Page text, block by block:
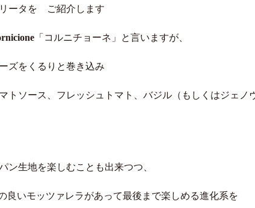
ータを ご紹介します
「コルニチョーネ」と言いますが、
ズをくるりと巻き込み
ソース、フレッシュトマト、バジル（もしくはジェノ
ン生地を楽しむことも出来つつ、
良いモッツァレラがあって最後まで楽しめる進化系を